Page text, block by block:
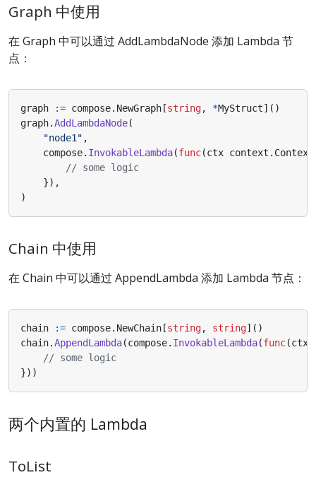
Graph 中使用
在 Graph 中可以通过 AddLambdaNode 添加 Lambda 节
点：
graph := compose. NewGraph [string, *MyStruct]()
graph.AddLambdaNode(
"node1" ,
compose. InvokableLambda(func(ctx context . Context
// some logic
}),
)
Chain 中使用
在 Chain 中可以通过 AppendLambda 添加 Lambda 节点：
chain := compose. NewChain [string, string]()
chain.AppendLambda(compose. InvokableLambda(func(ctx
// some logic
}))
两个内置的 Lambda
ToList